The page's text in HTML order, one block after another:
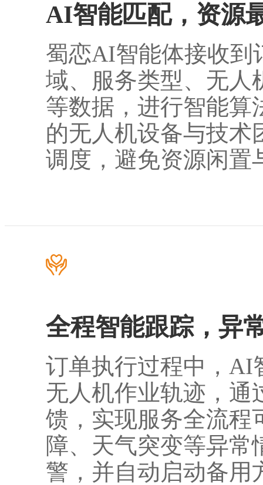
AI智能匹配，资源
蜀恋AI智能体接收到
域、服务类型、无人
等数据，进行智能算
的无人机设备与技术
调度，避免资源闲置
全程智能跟踪，异
订单执行过程中， AI
无人机作业轨迹，通
馈，实现服务全流程
障、天气突变等异常
警，并自动启动备用